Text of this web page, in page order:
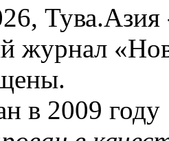
Тува.Азия
журнал
в 2009 году